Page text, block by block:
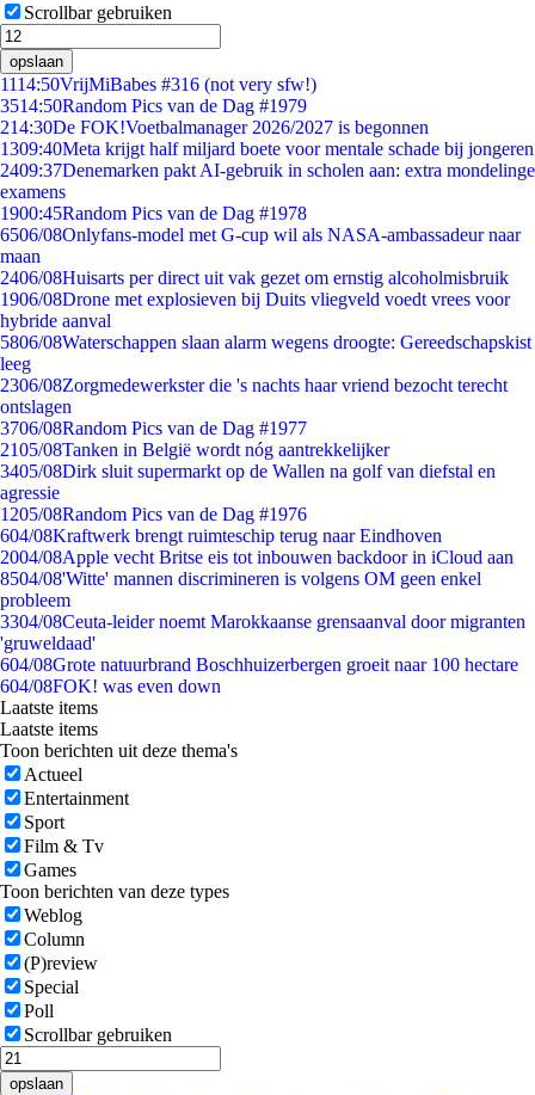
Scrollbar gebruiken
opslaan
1114:50VrijMiBabes #316 (not very sfw!)
3514:50Random Pics van de Dag #1979
214:30De FOK!Voetbalmanager 2026/2027 is begonnen
1309:40Meta krijgt half miljard boete voor mentale schade bij jongeren
2409:37Denemarken pakt AI-gebruik in scholen aan: extra mondelinge
examens
1900:45Random Pics van de Dag #1978
6506/08Onlyfans-model met G-cup wil als NASA-ambassadeur naar
maan
2406/08Huisarts per direct uit vak gezet om ernstig alcoholmisbruik
1906/08Drone met explosieven bij Duits vliegveld voedt vrees voor
hybride aanval
5806/08Waterschappen slaan alarm wegens droogte: Gereedschapskist
leeg
2306/08Zorgmedewerkster die 's nachts haar vriend bezocht terecht
ontslagen
3706/08Random Pics van de Dag #1977
2105/08Tanken in België wordt nóg aantrekkelijker
3405/08Dirk sluit supermarkt op de Wallen na golf van diefstal en
agressie
1205/08Random Pics van de Dag #1976
604/08Kraftwerk brengt ruimteschip terug naar Eindhoven
2004/08Apple vecht Britse eis tot inbouwen backdoor in iCloud aan
8504/08'Witte' mannen discrimineren is volgens OM geen enkel
probleem
3304/08Ceuta-leider noemt Marokkaanse grensaanval door migranten
'gruweldaad'
604/08Grote natuurbrand Boschhuizerbergen groeit naar 100 hectare
604/08FOK! was even down
Laatste items
Laatste items
Toon berichten uit deze thema's
Actueel
Entertainment
Sport
Film & Tv
Games
Toon berichten van deze types
Weblog
Column
(P)review
Special
Poll
Scrollbar gebruiken
opslaan